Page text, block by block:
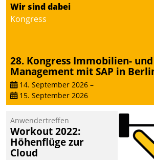
Wir sind dabei
Kongress
28. Kongress Immobilien-
Management mit SAP in
14. September 2026 –
15. September 2026
Anwendertreffen
Workout 2022:
Höhenflüge zur
Cloud